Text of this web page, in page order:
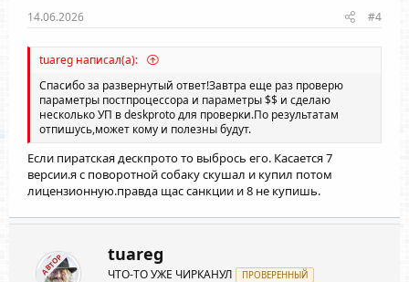
14.06.2026 #4
tuareg написал(а):
Спасибо за развернутый ответ!Завтра еще раз проверю
параметры постпроцессора и параметры $$ и сделаю
несколько УП в deskproto для проверки.По результатам
отпишусь,может кому и полезны будут.
Если пиратская дескпрото то выбрось его. Касается 7
версии.я с поворотной собаку скушал и купил потом
лицензионную.правда щас санкции и 8 не купишь.
АВТОР tuareg
ЧТО-ТО УЖЕ ЧИРКАНУЛ ПРОВЕРЕННЫЙ